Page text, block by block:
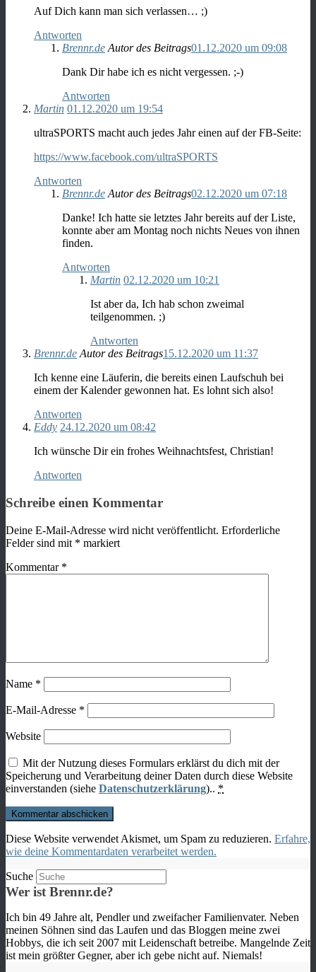
Auf Dich kann man sich verlassen… ;)
Antworten
Brennr.de Autor des Beitrags01.12.2020 um 09:08
Dank Dir habe ich es nicht vergessen. ;-)
Antworten
Martin 01.12.2020 um 19:54
ultraSPORTS macht auch jedes Jahr einen auf der FB-Seite:
https://www.facebook.com/ultraSPORTS
Antworten
Brennr.de Autor des Beitrags02.12.2020 um 07:18
Danke! Ich hatte sie letztes Jahr bereits auf der Liste,
konnte aber am Montag noch nichts Neues von ihnen
finden.
Antworten
Martin 02.12.2020 um 10:21
Ist aber da, Ich hab schon zweimal
teilgenommen. ;)
Antworten
Brennr.de Autor des Beitrags15.12.2020 um 11:37
Ich kenne eine Läuferin, die bereits einen Laufschuh bei
einem der Kalender gewonnen hat. Es lohnt sich also!
Antworten
Eddy 24.12.2020 um 08:42
Ich wünsche Dir ein frohes Weihnachtsfest, Christian!
Antworten
Schreibe einen Kommentar
Deine E-Mail-Adresse wird nicht veröffentlicht. Erforderliche
Felder sind mit * markiert
Kommentar *
Name *
E-Mail-Adresse *
Website
Mit der Nutzung dieses Formulars erklärst du dich mit der
Speicherung und Verarbeitung deiner Daten durch diese Website
einverstanden (siehe Datenschutzerklärung).. *
Diese Website verwendet Akismet, um Spam zu reduzieren. Erfahre,
wie deine Kommentardaten verarbeitet werden.
Suche
Wer ist Brennr.de?
Ich bin 49 Jahre alt, Pendler und zweifacher Familienvater. Neben
meinen Söhnen sind das Laufen und das Bloggen meine zwei
Hobbys, die ich seit 2007 mit Leidenschaft betreibe. Mangelnde Zeit
ist mein größter Gegner, aber ich gebe nicht auf. Niemals!